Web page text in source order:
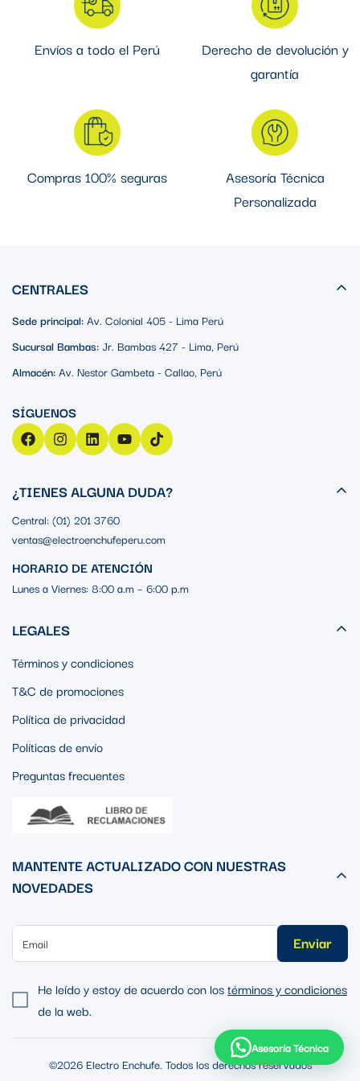
Envíos a todo el Perú
Derecho de devolución y
garantía
Compras 100% seguras
Asesoría Técnica
Personalizada
CENTRALES
Sede principal:Av. Colonial 405 - Lima Perú
Sucursal Bambas:Jr. Bambas 427 - Lima, Perú
Almacén:Av. Nestor Gambeta - Callao, Perú
¿TIENES ALGUNA DUDA?
Central: (01) 201 3760
ventas@electroenchufeperu.com
HORARIO DE ATENCIÓN
Lunes a Viernes: 8:00 a.m – 6:00 p.m
LEGALES
Términos y condiciones
T&C de promociones
Política de privacidad
Políticas de envío
Preguntas frecuentes
MANTENTE ACTUALIZADO CON NUESTRAS
NOVEDADES
Enviar
He leído y estoy de acuerdo con lostérminos y condiciones
de la web.
©2026 Electro Enchufe. Todos los derechos reservados
Asesoría Técnica